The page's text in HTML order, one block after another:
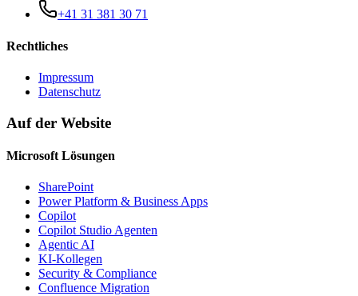
+41 31 381 30 71
Rechtliches
Impressum
Datenschutz
Auf der Website
Microsoft Lösungen
SharePoint
Power Platform & Business Apps
Copilot
Copilot Studio Agenten
Agentic AI
KI-Kollegen
Security & Compliance
Confluence Migration